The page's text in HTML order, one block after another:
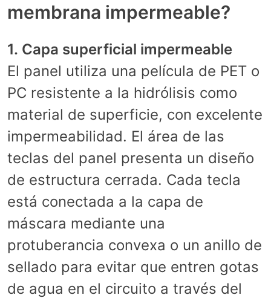
membrana impermeable?
1. Capa superficial impermeable
El panel utiliza una película de PET o
PC resistente a la hidrólisis como
material de superficie, con excelente
impermeabilidad. El área de las
teclas del panel presenta un diseño
de estructura cerrada. Cada tecla
está conectada a la capa de
máscara mediante una
protuberancia convexa o un anillo de
sellado para evitar que entren gotas
de agua en el circuito a través del